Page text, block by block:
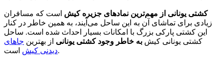
کشتی یونانی از مهم‌ترین نمادهای جزیره کیش است که مسافران
زیادی برای تماشای آن به این ساحل می‌آیند، به همین خاطر در کنار
این کشتی پارکی بزرگ با امکانات بسیار احداث شده است. ساحل
کشتی یونانی کیش به خاطر وجود کشتی یونانی از بهترین جاهای
دیدنی کیشاست.